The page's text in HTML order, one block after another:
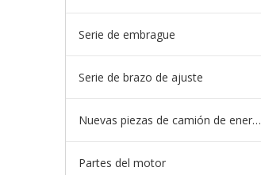
Serie de embrague
Serie de brazo de ajuste
Nuevas piezas de camión de energía
Partes del motor